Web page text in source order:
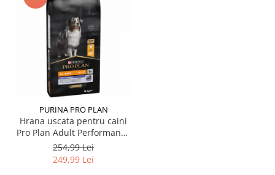
PURINA PRO PLAN
Hrana uscata pentru caini
Pro Plan Adult Performance
Toate Taliile cu pui 14 kg
254,99 Lei
249,99 Lei